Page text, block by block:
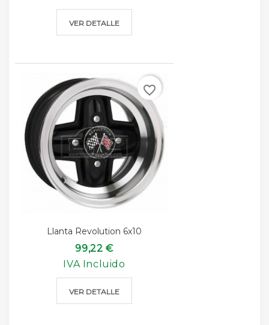
VER DETALLE
Llanta Revolution 6x10
99,22 €
IVA Incluido
VER DETALLE
favorite_border